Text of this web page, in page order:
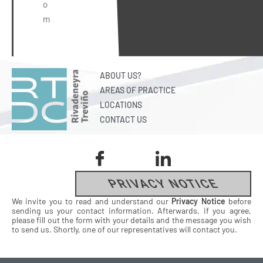
o
m
ABOUT US?
AREAS OF PRACTICE
LOCATIONS
CONTACT US
PRIVACY NOTICE
We invite you to read and understand our Privacy Notice before
sending us your contact information. Afterwards, if you agree,
please fill out the form with your details and the message you wish
to send us. Shortly, one of our representatives will contact you.